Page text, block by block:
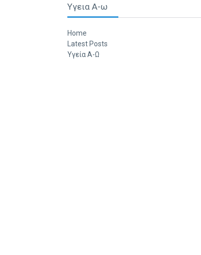
Υγεια Α-ω
Home
Latest Posts
Υγεία Α-Ω